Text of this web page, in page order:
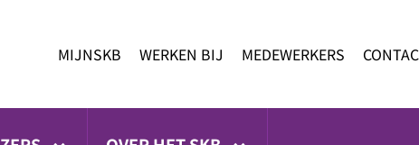
MIJNSKB WERKEN BIJ MEDEWERKERS